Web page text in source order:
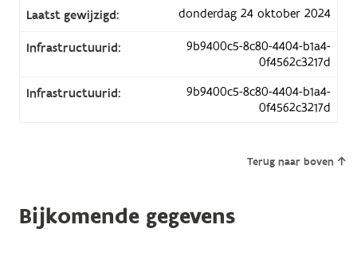
Laatst gewijzigd: donderdag 24 oktober 2024
Infrastructuurid:
9b9400c5-8c80-4404-b1a4-
0f4562c3217d
Infrastructuurid:
9b9400c5-8c80-4404-b1a4-
0f4562c3217d
Terug naar boven
Bijkomende gegevens